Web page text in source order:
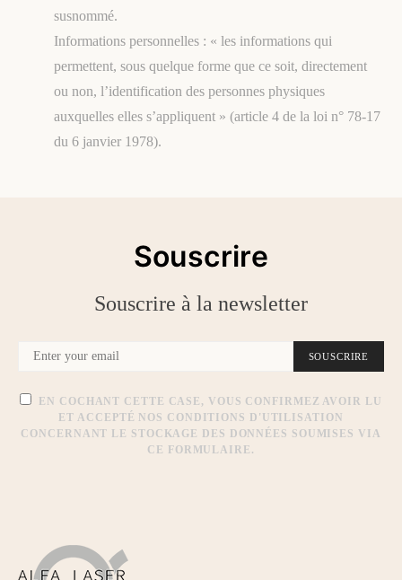
susnommé.
Informations personnelles : « les informations qui
permettent, sous quelque forme que ce soit, directement
ou non, l’identification des personnes physiques
auxquelles elles s’appliquent » (article 4 de la loi n° 78-17
du 6 janvier 1978).
Souscrire
Souscrire à la newsletter
SOUSCRIRE
EN COCHANT CETTE CASE, VOUS CONFIRMEZ AVOIR LU
ET ACCEPTÉ NOS CONDITIONS D'UTILISATION
CONCERNANT LE STOCKAGE DES DONNÉES SOUMISES VIA
CE FORMULAIRE.